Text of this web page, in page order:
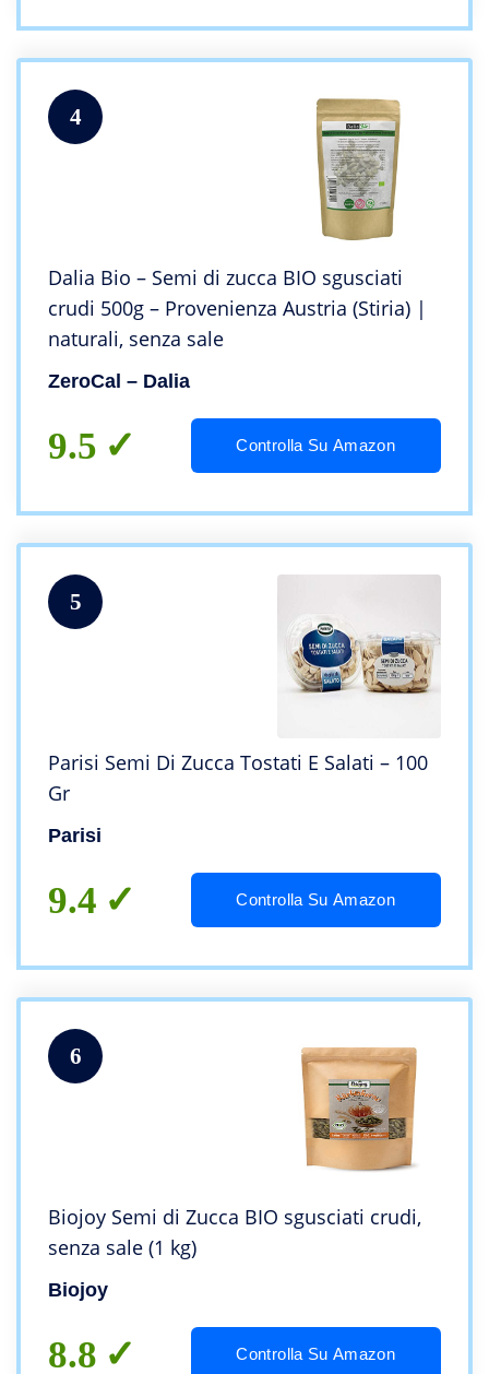
4
Dalia Bio – Semi di zucca BIO sgusciati
crudi 500g – Provenienza Austria (Stiria) |
naturali, senza sale
ZeroCal – Dalia
9.5 Controlla Su Amazon
5
Parisi Semi Di Zucca Tostati E Salati – 100
Gr
Parisi
9.4 Controlla Su Amazon
6
Biojoy Semi di Zucca BIO sgusciati crudi,
senza sale (1 kg)
Biojoy
8.8 Controlla Su Amazon